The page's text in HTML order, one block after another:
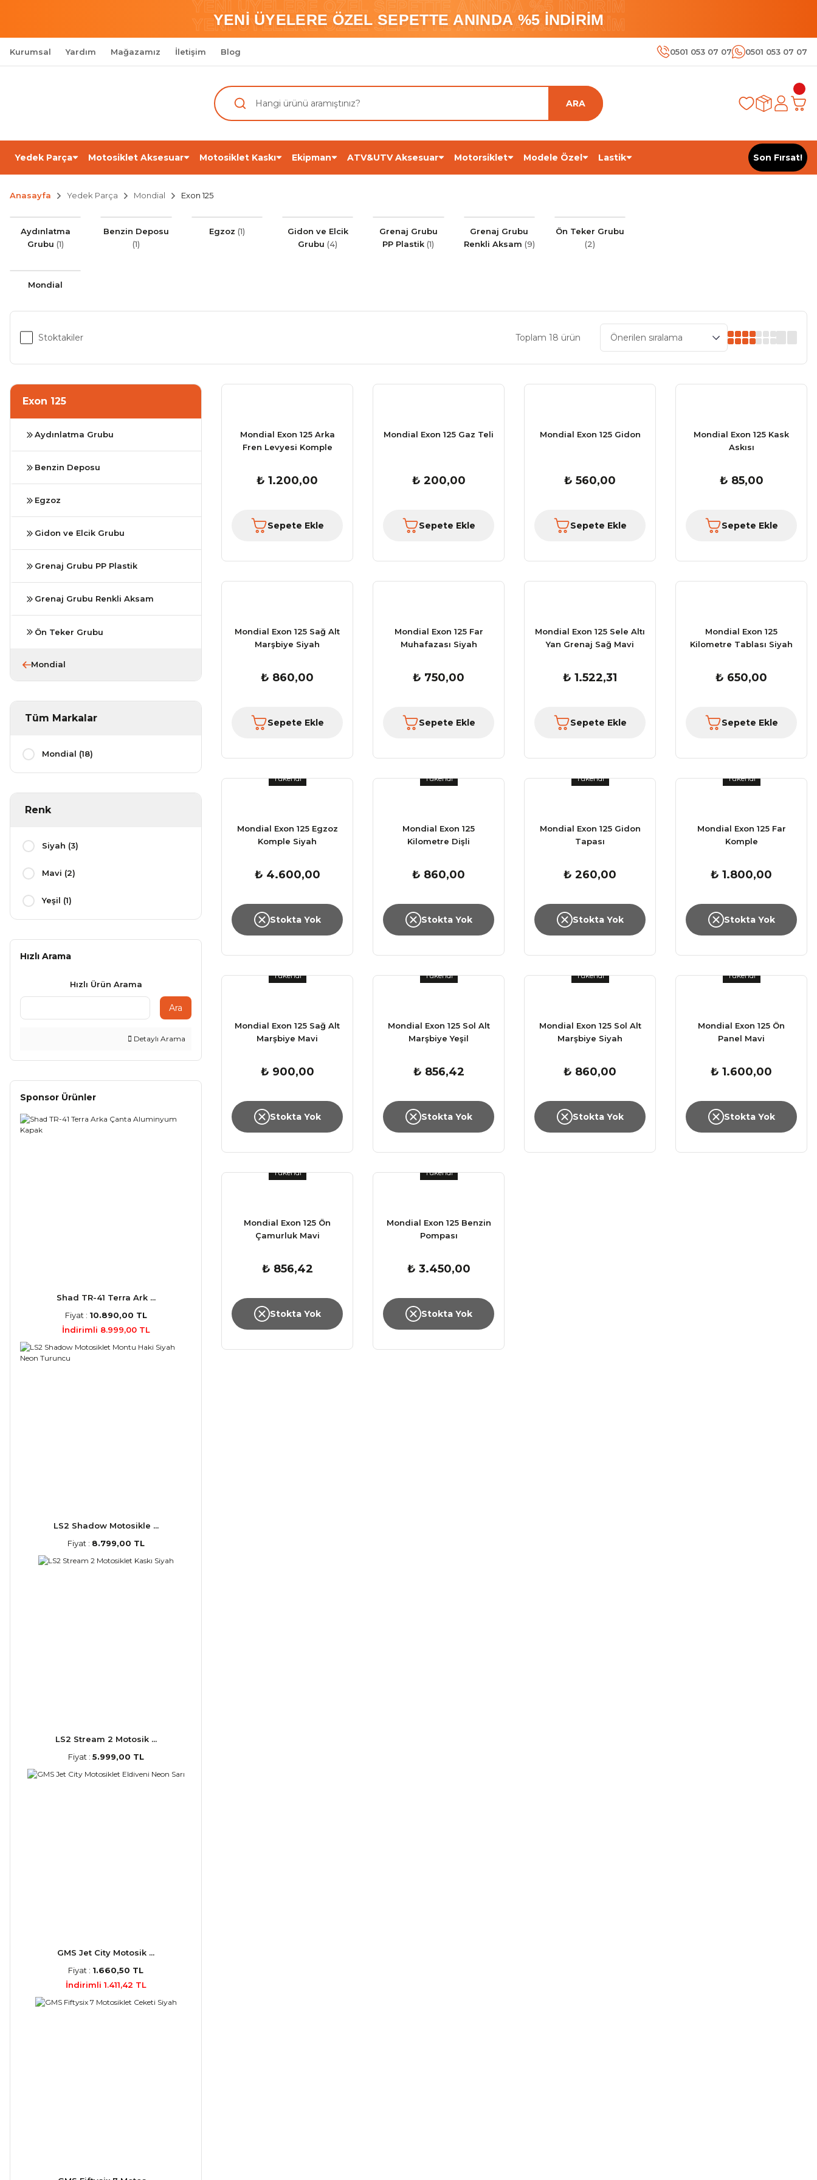
YENİ ÜYELERE ÖZEL SEPETTE ANINDA %5 İNDİRİM
YENİ ÜYELERE ÖZEL SEPETTE ANINDA %5 İNDİRİM
YENİ ÜYELERE ÖZEL SEPETTE ANINDA %5 İNDİRİM
Kurumsal Yardım Mağazamız İletişim Blog 0501 053 07 07 0501 053 07 07
ARA
Yedek Parça Motosiklet Aksesuar Motosiklet Kaskı Ekipman ATV&UTV Aksesuar Motorsiklet Modele Özel Lastik Son Fırsat!
Anasayfa Yedek Parça Mondial Exon 125
Aydınlatma
Grubu (1)
Benzin Deposu
(1)
Egzoz (1)
Gidon ve Elcik
Grubu(4)
Grenaj Grubu
PP Plastik(1)
Grenaj Grubu
Renkli Aksam (9)
Ön Teker Grubu
(2)
Mondial
Stoktakiler Toplam 18 ürün
Exon 125
Aydınlatma Grubu
Benzin Deposu
Egzoz
Gidon ve Elcik Grubu
Grenaj Grubu PP Plastik
Grenaj Grubu Renkli Aksam
Ön Teker Grubu
Mondial
Tüm Markalar
Mondial (18)
Renk
Siyah (3)
Mavi (2)
Yeşil (1)
Hızlı Arama
Hızlı Ürün Arama
Ara
Detaylı Arama
Sponsor Ürünler
Shad TR-41 Terra Ark ...
Fiyat : 10.890,00 TL
İndirimli 8.999,00 TL
LS2 Shadow Motosikle ...
Fiyat : 8.799,00 TL
LS2 Stream 2 Motosik ...
Fiyat : 5.999,00 TL
GMS Jet City Motosik ...
Fiyat : 1.660,50 TL
İndirimli 1.411,42 TL
Mondial Exon 125 Arka
Fren Levyesi Komple
₺ 1.200,00
Sepete Ekle
Mondial Exon 125 Gaz Teli
₺ 200,00
Sepete Ekle
Mondial Exon 125 Gidon
₺ 560,00
Sepete Ekle
Mondial Exon 125 Kask
Askısı
₺ 85,00
Sepete Ekle
Mondial Exon 125 Sağ Alt
Marşbiye Siyah
₺ 860,00
Sepete Ekle
Mondial Exon 125 Far
Muhafazası Siyah
₺ 750,00
Sepete Ekle
Mondial Exon 125 Sele Altı
Yan Grenaj Sağ Mavi
₺ 1.522,31
Sepete Ekle
Mondial Exon 125
Kilometre Tablası Siyah
₺ 650,00
Sepete Ekle
Tükendi
Mondial Exon 125 Egzoz
Komple Siyah
₺ 4.600,00
Stokta Yok
Tükendi
Mondial Exon 125
Kilometre Dişli
₺ 860,00
Stokta Yok
Tükendi
Mondial Exon 125 Gidon
Tapası
₺ 260,00
Stokta Yok
Tükendi
Mondial Exon 125 Far
Komple
₺ 1.800,00
Stokta Yok
Tükendi
Mondial Exon 125 Sağ Alt
Marşbiye Mavi
₺ 900,00
Stokta Yok
Tükendi
Mondial Exon 125 Sol Alt
Marşbiye Yeşil
₺ 856,42
Stokta Yok
Tükendi
Mondial Exon 125 Sol Alt
Marşbiye Siyah
₺ 860,00
Stokta Yok
Tükendi
Mondial Exon 125 Ön
Panel Mavi
₺ 1.600,00
Stokta Yok
Tükendi
Mondial Exon 125 Ön
Çamurluk Mavi
₺ 856,42
Stokta Yok
Tükendi
Mondial Exon 125 Benzin
Pompası
₺ 3.450,00
Stokta Yok